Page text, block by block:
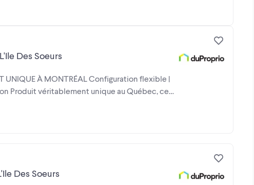
Des Soeurs
UNIQUE À MONTRÉAL Configuration flexible |
Produit véritablement unique au Québec, ce
Des Soeurs